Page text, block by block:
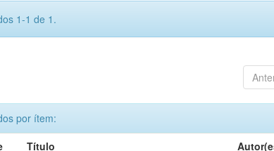
1-1 de 1.
por ítem:
Título